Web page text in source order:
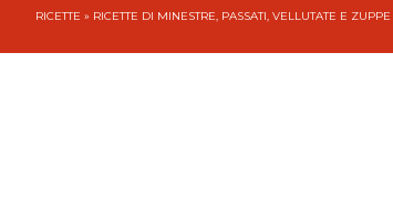
RICETTE » RICETTE DI MINESTRE, PASSATI, VELLUTATE E ZUPPE